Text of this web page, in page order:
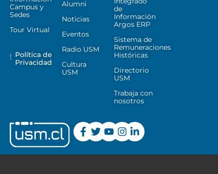
Campus y
Sedes
Tour Virtual
Política de
Privacidad
Alumni
Noticias
Eventos
Radio USM
Cultura
USM
de
Información
Argos ERP
Sistema de
Remuneraciones
Históricas
Directorio
USM
Trabaja con
nosotros